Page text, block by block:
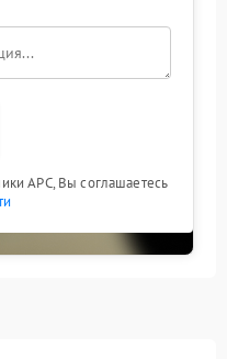
APC, Вы соглашаетесь